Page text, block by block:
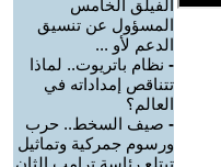
الفيلق الخامس
المسؤول عن تنسيق
الدعم لأو ...
- نظام باتريوت.. لماذا
تتناقص إمداداته في
العالم؟
- صيف السخط.. حرب
ورسوم جمركية وتماثيل
تبتلع رئاسة ترامب الثان